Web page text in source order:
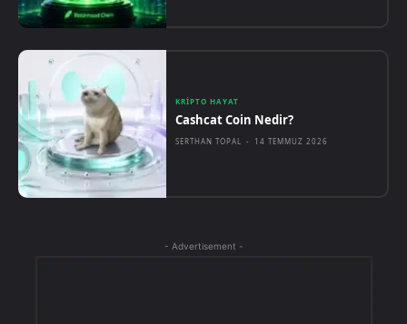
KRIPTO HAYAT
Cashcat Coin Nedir?
SERTHAN TOPAL - 14 TEMMUZ 2026
- Advertisement -